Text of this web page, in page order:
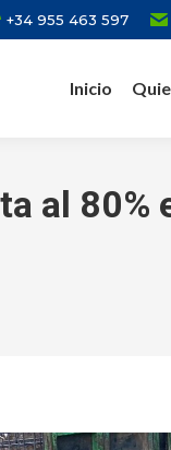
+34 955 463 597
Inicio
al 80%